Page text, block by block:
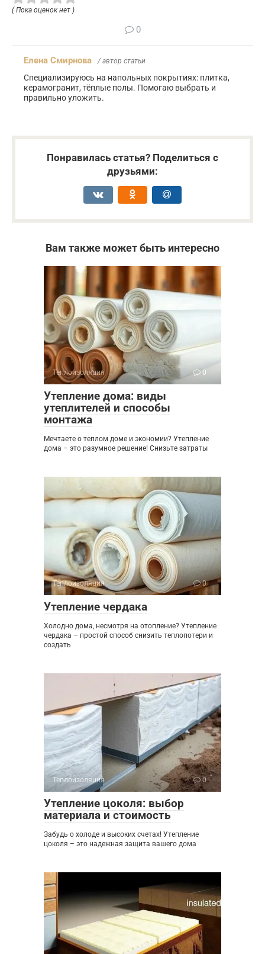
( Пока оценок нет )
0
Елена Смирнова / автор статьи
Специализируюсь на напольных покрытиях: плитка,
керамогранит, тёплые полы. Помогаю выбрать и
правильно уложить.
Понравилась статья? Поделиться с
друзьями:
Вам также может быть интересно
Теплоизоляция 0
Утепление дома: виды
утеплителей и способы
монтажа
Мечтаете о теплом доме и экономии? Утепление
дома – это разумное решение! Снизьте затраты
Теплоизоляция 0
Утепление чердака
Холодно дома, несмотря на отопление? Утепление
чердака – простой способ снизить теплопотери и
создать
Теплоизоляция 0
Утепление цоколя: выбор
материала и стоимость
Забудь о холоде и высоких счетах! Утепление
цоколя – это надежная защита вашего дома